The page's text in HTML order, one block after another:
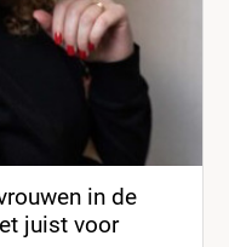
in de
juist voor